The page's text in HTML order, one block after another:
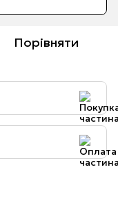
Порівняти